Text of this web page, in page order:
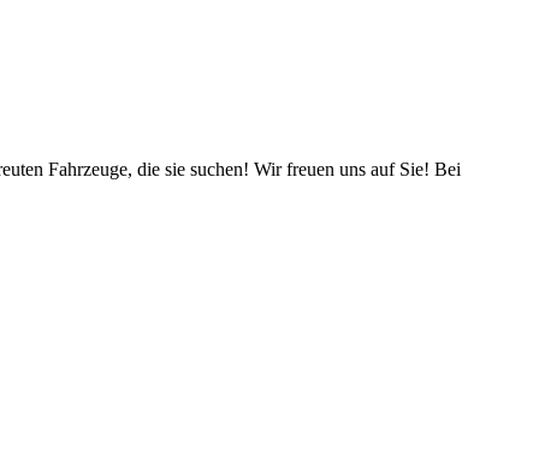
Fahrzeuge, die sie suchen! Wir freuen uns auf Sie! Bei